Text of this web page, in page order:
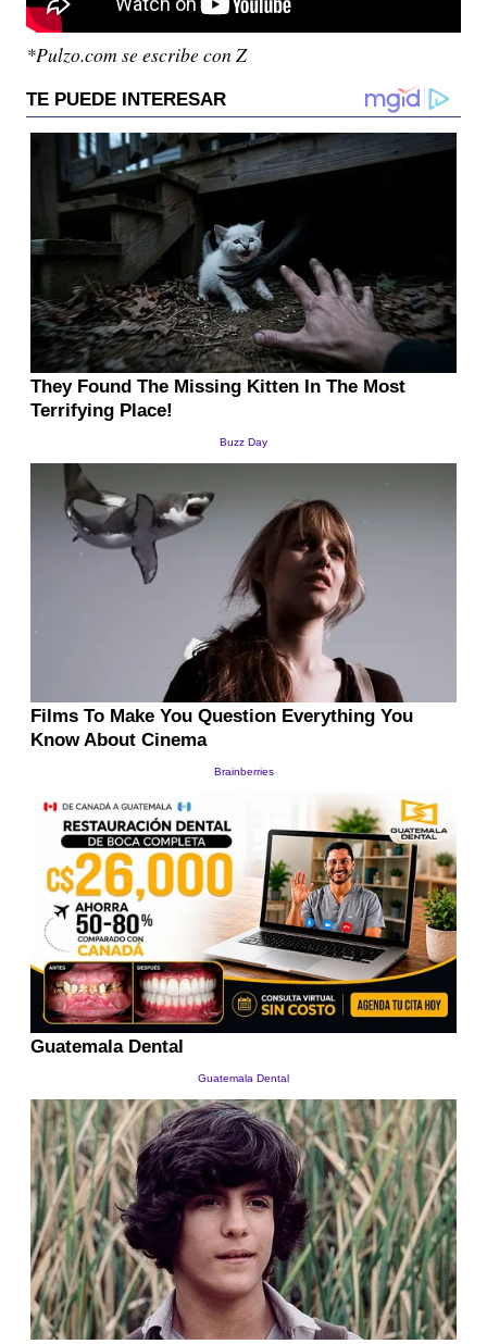
*Pulzo.com se escribe con Z